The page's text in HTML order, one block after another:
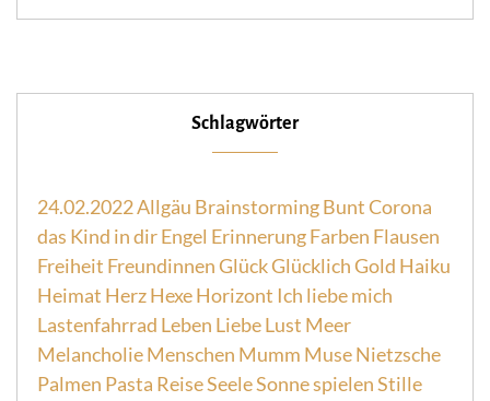
Schlagwörter
24.02.2022Allgäu BrainstormingBuntCorona
das Kind in dirEngel ErinnerungFarben Flausen
Freiheit FreundinnenGlückGlücklichGold Haiku
Heimat HerzHexeHorizont Ich liebe mich
Lastenfahrrad Leben LiebeLust Meer
MelancholieMenschen Mumm MuseNietzsche
Palmen Pasta ReiseSeeleSonnespielenStille